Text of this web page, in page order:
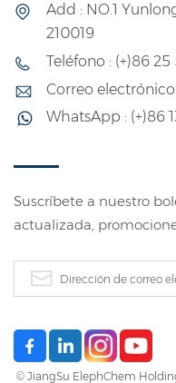
Add : NO.1
210019
Teléfono : (+)86 25
Correo
WhatsApp : (+)86
Suscríbete a nuestro
actualizada,
© JiangSu ElephChem